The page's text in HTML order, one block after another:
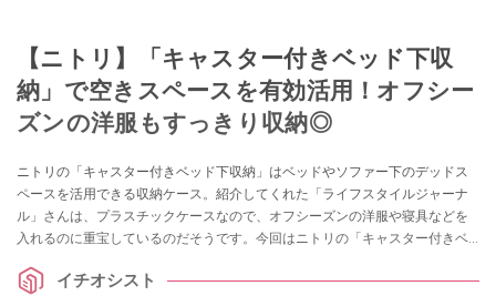
【ニトリ】「キャスター付きベッド下収
納」で空きスペースを有効活用！オフシー
ズンの洋服もすっきり収納◎
ニトリの「キャスター付きベッド下収納」はベッドやソファー下のデッドス
ペースを活用できる収納ケース。紹介してくれた「ライフスタイルジャーナ
ル」さんは、プラスチックケースなので、オフシーズンの洋服や寝具などを
入れるのに重宝しているのだそうです。今回はニトリの「キャスター付きベ
方はぜひ参考にしてみてくださいね。
イチオシスト